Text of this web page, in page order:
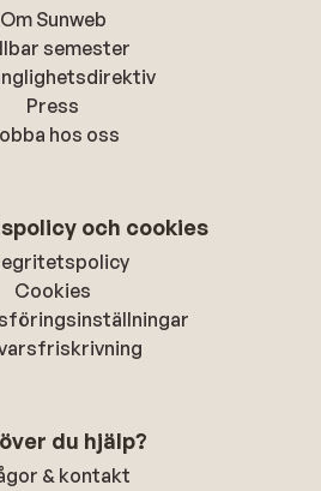
Om Sunweb
semester
Press
hos oss
och cookies
Cookies
du hjälp?
& kontakt